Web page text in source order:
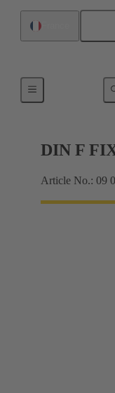
DIN F
Article No.: 09